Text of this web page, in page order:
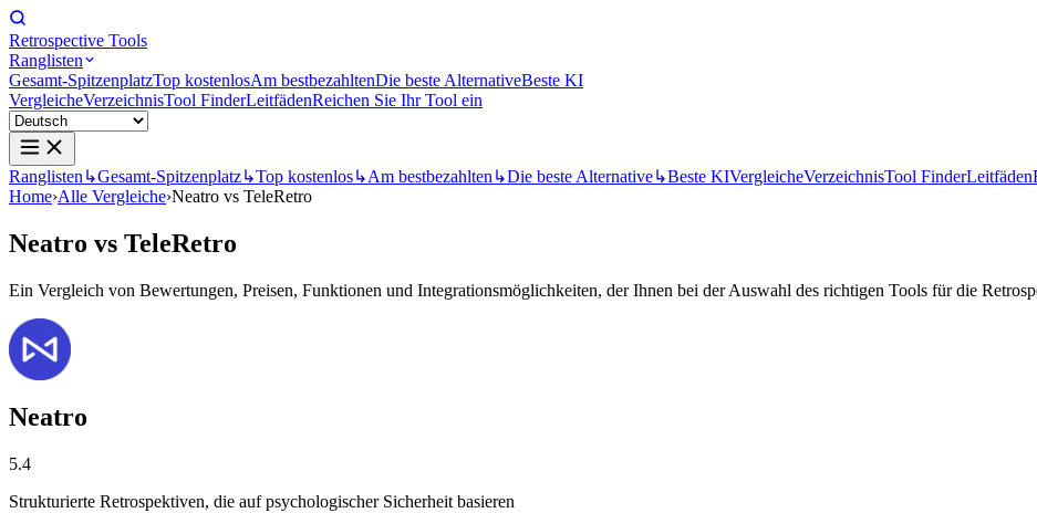
Retrospective Tools
Ranglisten
Gesamt-SpitzenplatzTop kostenlosAm bestbezahltenDie beste AlternativeBeste KI
VergleicheVerzeichnisTool FinderLeitfädenReichen Sie Ihr Tool ein
Ranglisten ↳Gesamt-Spitzenplatz↳Top kostenlos↳Am bestbezahlten ↳Die beste Alternative↳Beste KIVergleicheVerzeichnisTool FinderLeitfäden
Home›Alle Vergleiche›Neatro vs TeleRetro
Neatro vs TeleRetro
Ein Vergleich von Bewertungen, Preisen, Funktionen und Integrationsmöglichkeiten, der Ihnen bei der Auswahl des richtigen Tools für die
Neatro
5.4
Strukturierte Retrospektiven, die auf psychologischer Sicherheit basieren